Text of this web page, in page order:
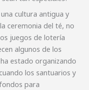
cultura antigua y
ceremonia del té, no
juegos de lotería
algunos de los
estado organizando
los santuarios y
para